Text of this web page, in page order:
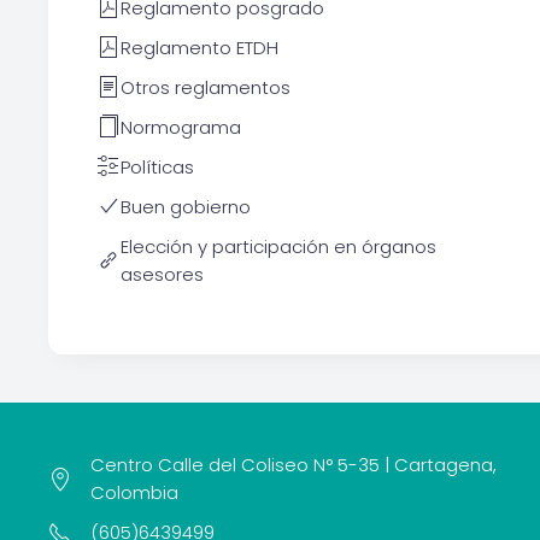
Reglamento posgrado
Reglamento ETDH
Otros reglamentos
Normograma
Políticas
Buen gobierno
Elección y participación en órganos
asesores
Centro Calle del Coliseo N° 5-35 | Cartagena,
Colombia
(605)6439499